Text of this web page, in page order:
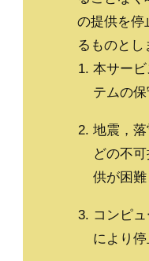
の提供を停
るものとし
本サー
テムの
地震，
どの不
供が困
コンピ
により